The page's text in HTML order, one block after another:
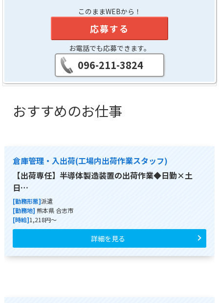
このままWEBから！
応募する
お電話でも応募できます。
096-211-3824
おすすめのお仕事
倉庫管理・入出荷(工場内出荷作業スタッフ)
【出荷専任】半導体製造装置の出荷作業◆日勤×土
日…
[勤務形態]派遣
[勤務地] 熊本県 合志市
[時給]1,218円～
詳細を見る